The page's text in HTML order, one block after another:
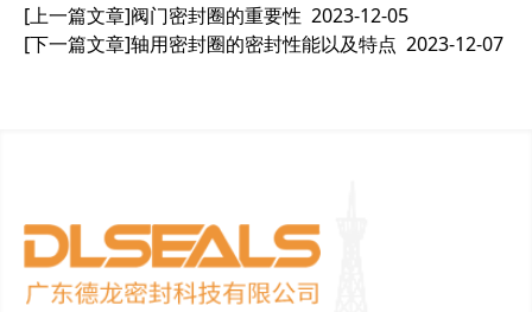
[上一篇文章]阀门密封圈的重要性 2023-12-05
[下一篇文章]轴用密封圈的密封性能以及特点 2023-12-07